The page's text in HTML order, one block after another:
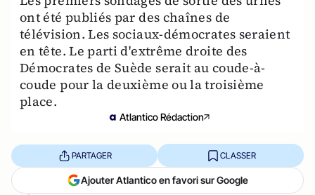
ont été publiés par des chaînes de
télévision. Les sociaux-démocrates seraient
en tête. Le parti d'extrême droite des
Démocrates de Suède serait au coude-à-
coude pour la deuxième ou la troisième
place.
Atlantico Rédaction
PARTAGER CLASSER
Ajouter Atlantico en favori sur Google